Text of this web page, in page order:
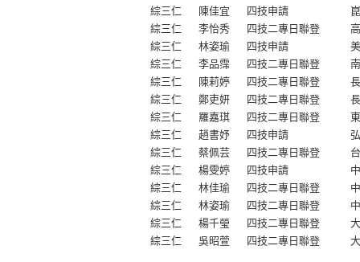
綜三仁
陳佳宜 四技申請
綜三仁
李怡秀 四技二專日聯登
綜三仁
林姿瑜 四技申請
綜三仁
李品霈 四技二專日聯登
綜三仁
陳莉婷 四技二專日聯登
綜三仁
鄭吏妍 四技二專日聯登
綜三仁
羅嘉琪 四技二專日聯登
綜三仁
趙書妤 四技申請
綜三仁
蔡佩芸 四技二專日聯登
綜三仁
楊雯婷 四技申請
綜三仁
林佳瑜 四技二專日聯登
綜三仁
林姿瑜 四技二專日聯登
綜三仁
楊千瑩 四技二專日聯登
綜三仁
吳昭萱 四技二專日聯登